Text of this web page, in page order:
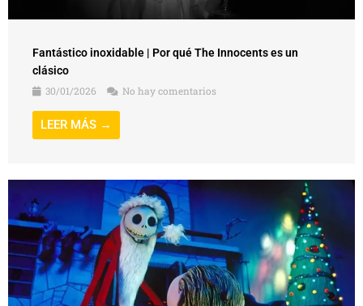
Fantástico inoxidable | Por qué The Innocents es un
clásico
30/01/2026
No hay comentarios
LEER MÁS →